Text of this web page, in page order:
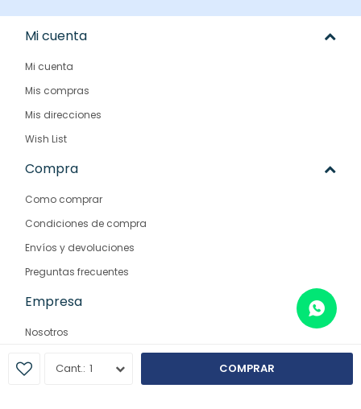
1 COMPRAR
Mi cuenta
Mi cuenta
Mis compras
Mis direcciones
Wish List
Compra
Como comprar
Condiciones de compra
Envíos y devoluciones
Preguntas frecuentes
Empresa
Nosotros